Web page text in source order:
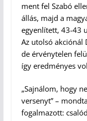
ment fel Szabó
állás, majd a
egyenlített, 43-43
Az utolsó akciónál
de érvénytelen
így eredményes
„Sajnálom, hogy
versenyt” –
fogalmazott: